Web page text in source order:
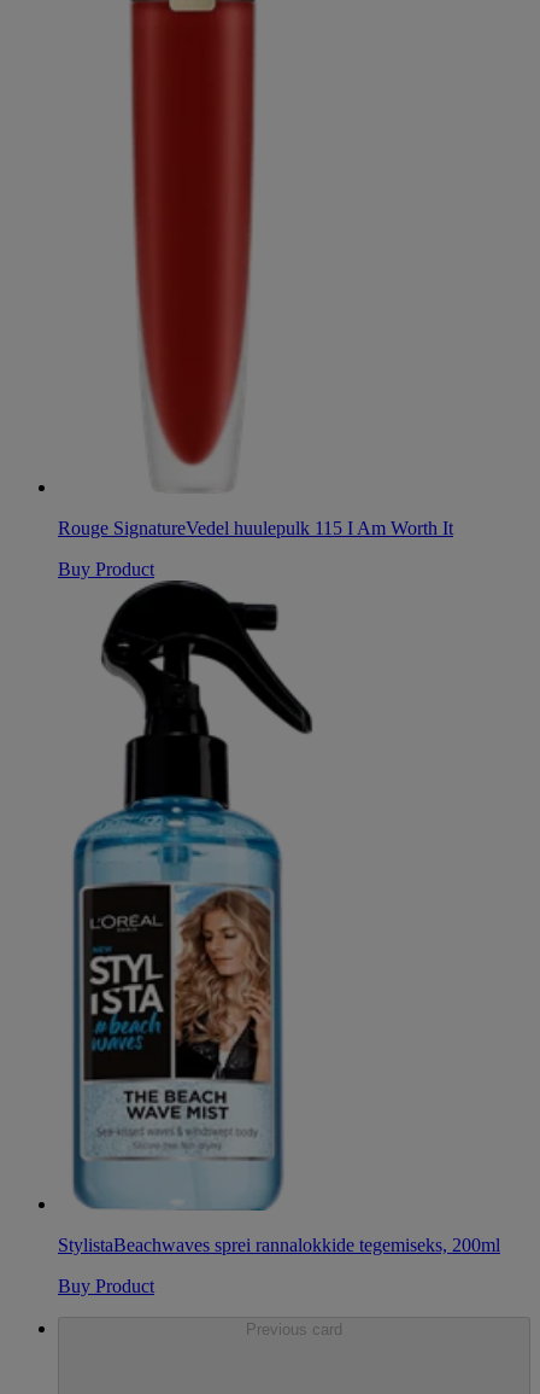
Rouge SignatureVedel huulepulk 115 I Am Worth It
Buy Product
StylistaBeachwaves sprei rannalokkide tegemiseks, 200ml
Buy Product
Previous card